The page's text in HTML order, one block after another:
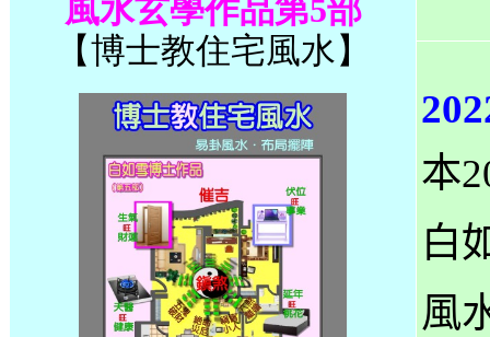
風水玄學作品第5部
【博士教住宅風水】
本
白
風